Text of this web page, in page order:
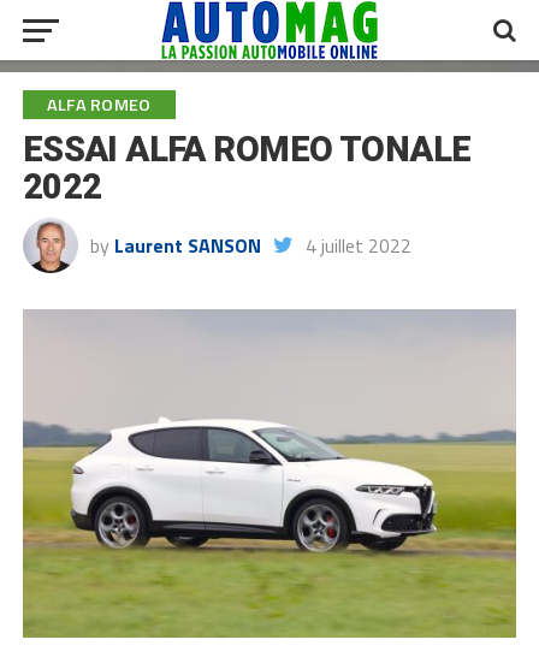
ALFA ROMEO
ESSAI ALFA ROMEO TONALE
2022
by Laurent SANSON 4 juillet 2022